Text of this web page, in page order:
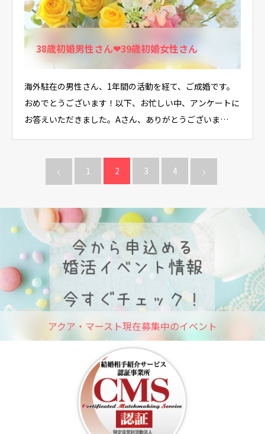
38歳初婚男性さん❤39歳初婚女性さん
海外駐在の男性さん、1年間の活動を経て、ご成婚です。
おめでとうございます！以下、お忙しい中、アンケートに
お答えいただきました。Aさん、ありがとうございま…
1 2 3 4
アクア・マースト現在募集中のイベント